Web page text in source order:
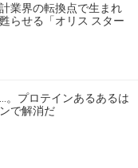
業界の転換点で生まれ
らせる「オリス スター
。プロテインあるあるは
で解消だ